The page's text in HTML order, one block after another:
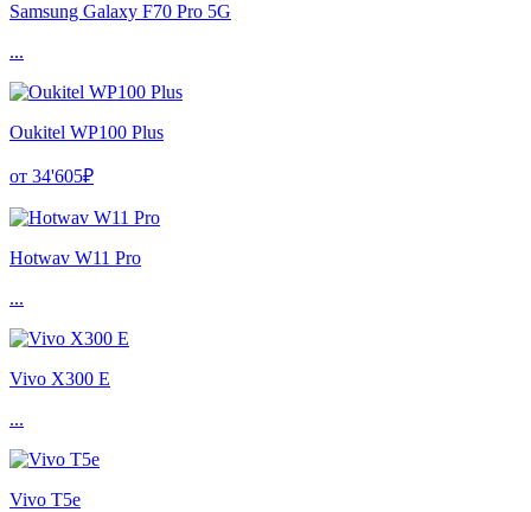
Samsung Galaxy F70 Pro 5G
...
Oukitel WP100 Plus
от 34'605₽
Hotwav W11 Pro
...
Vivo X300 E
...
Vivo T5e